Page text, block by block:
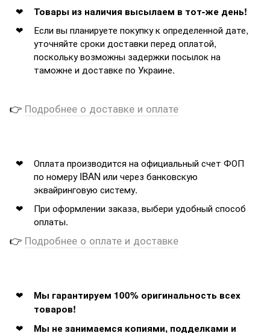
Товары из наличия высылаем в тот-же день!
Если вы планируете покупку к определенной дате,
уточняйте сроки доставки перед оплатой,
поскольку возможны задержки посылок на
таможне и доставке по Украине.
👉 Подробнее о доставке и оплате
Оплата производится на официальный счет ФОП
по номеру IBAN или через банковскую
эквайринговую систему.
При оформлении заказа, выбери удобный способ
оплаты.
👉 Подробнее о оплате и доставке
Мы гарантируем 100% оригинальность всех
товаров!
Мы не занимаемся копиями, подделками и